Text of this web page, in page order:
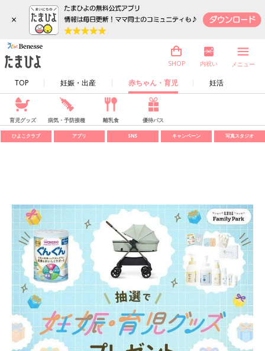
×
TOP 妊娠・出産 赤ちゃん・育児 妊活
SHOP 内祝い メニュー
育児グッズ 病気・予防接種 離乳食 優待パス
ひよこクラブ アプリ SNS キャンペーン 写真スタジオ